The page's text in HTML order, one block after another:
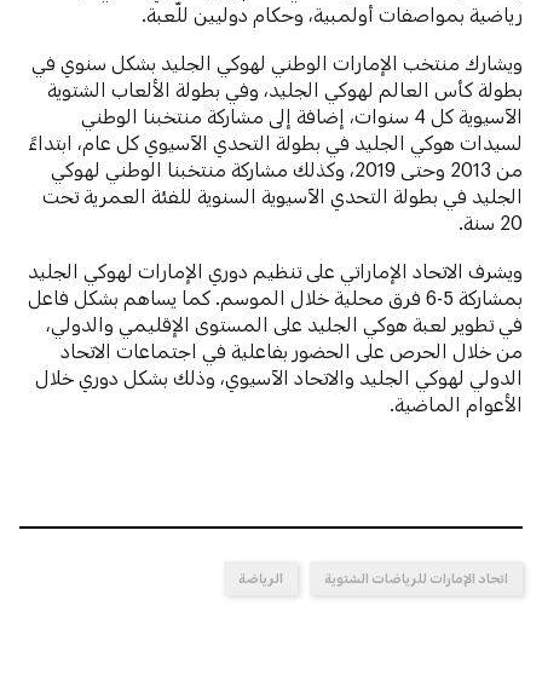
رياضية بمواصفات أولمبية، وحكام دوليين للّعبة.
ويشارك منتخب الإمارات الوطني لهوكي الجليد بشكل سنوي في
بطولة كأس العالم لهوكي الجليد، وفي بطولة الألعاب الشتوية
الآسيوية كل 4 سنوات، إضافة إلى مشاركة منتخبنا الوطني
لسيدات هوكي الجليد في بطولة التحدي الآسيوي كل عام، ابتداءً
من 2013 وحتى 2019، وكذلك مشاركة منتخبنا الوطني لهوكي
الجليد في بطولة التحدي الآسيوية السنوية للفئة العمرية تحت
20 سنة.
ويشرف الاتحاد الإماراتي على تنظيم دوري الإمارات لهوكي الجليد
بمشاركة 5-6 فرق محلية خلال الموسم. كما يساهم بشكل فاعل
في تطوير لعبة هوكي الجليد على المستوى الإقليمي والدولي،
من خلال الحرص على الحضور بفاعلية في اجتماعات الاتحاد
الدولي لهوكي الجليد والاتحاد الآسيوي، وذلك بشكل دوري خلال
الأعوام الماضية.
اتحاد الإمارات للرياضات الشتوية الرياضة